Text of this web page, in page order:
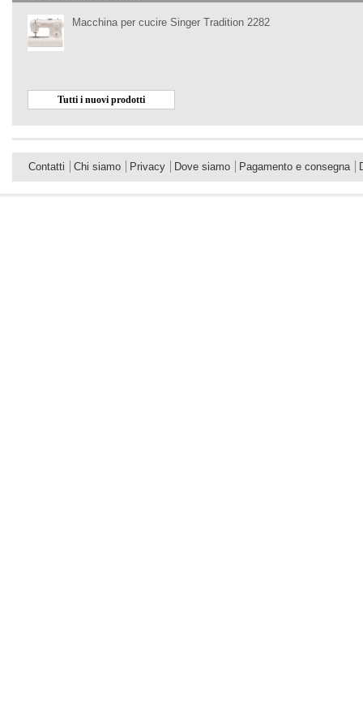
Macchina per cucire Singer Tradition 2282
Tutti i nuovi prodotti
Contatti Chi siamo Privacy Dove siamo Pagamento e consegna